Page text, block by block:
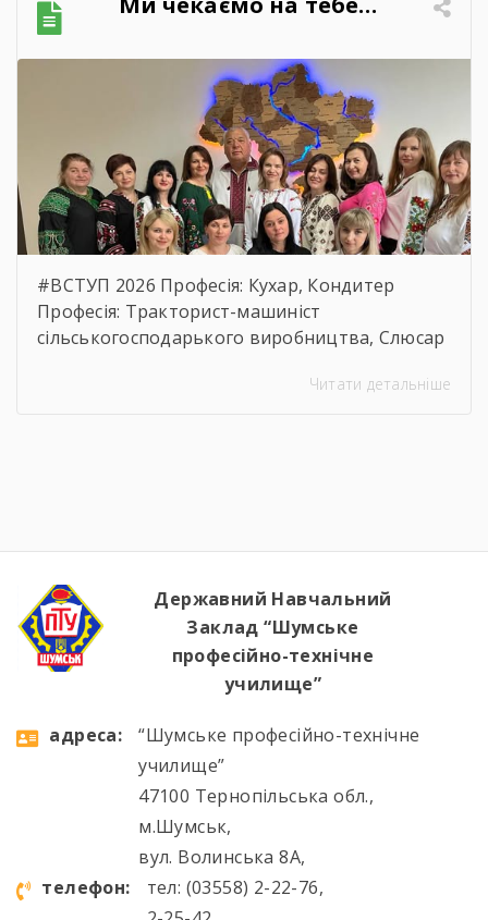
характеристик предмета закупівлі, розміру
бюджетного призначення, очікуваної
вартості предмета закупівлі.
https://drive.google.com/file/d/
#ВСТУП 2026 Професія: Кухар, Кондитер
Професія: Тракторист-машиніст
сільськогосподарького виробництва, Слюсар
устаткування, водій автотранспортних
Читати детальніше
Державний Навчальний
Заклад “Шумське
професійно-технічне
училище”
aдресa:
“Шумське професійно-технічне
училище”
47100 Тернопільська обл.,
м.Шумськ,
вул. Волинська 8А,
телефон:
тел: (03558) 2-22-76,